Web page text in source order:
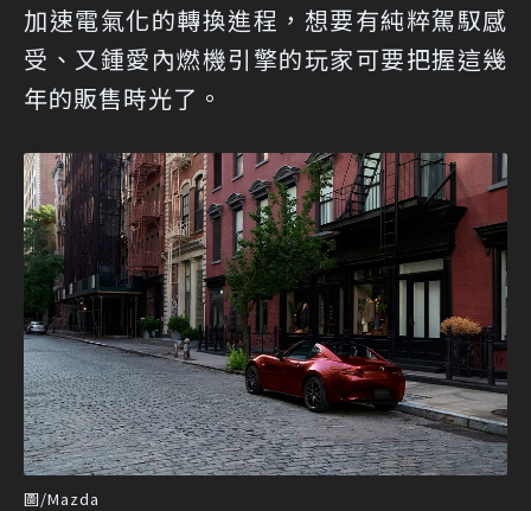
加速電氣化的轉換進程，想要有純粹駕馭感
受、又鍾愛內燃機引擎的玩家可要把握這幾
年的販售時光了。
圖/Mazda